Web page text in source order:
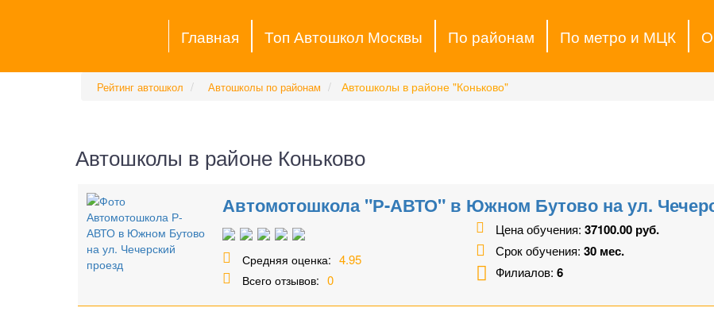
Главная Топ Автошкол Москвы По районам По метро и МЦК
Рейтинг автошкол Автошколы по районам Автошколы в районе "Коньково"
Автошколы в районе Коньково
Автомотошкола "Р-АВТО" в Южном Бутово на ул.
Средняя оценка: 4.95
Всего отзывов: 0
Цена обучения: 37100.00 руб.
Срок обучения: 30 мес.
Филиалов: 6